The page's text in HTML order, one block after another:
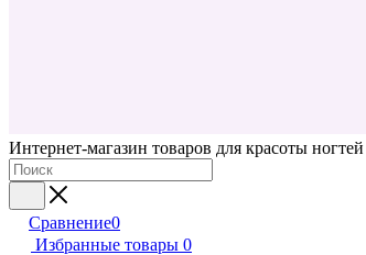
Интернет-магазин товаров для красоты ногтей
Сравнение0
Избранные товары 0